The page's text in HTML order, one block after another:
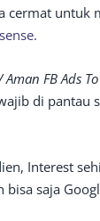
cermat
FB Ads To
di pantau
Interest
saja